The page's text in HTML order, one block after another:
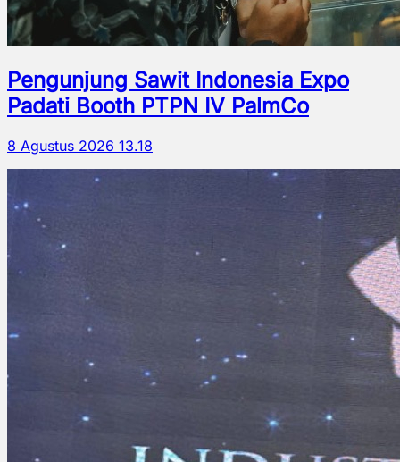
Pengunjung Sawit Indonesia Expo
Padati Booth PTPN IV PalmCo
8 Agustus 2026 13.18